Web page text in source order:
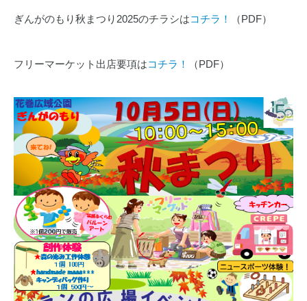
ぎんがのもり秋まつり2025のチラシはコチラ！ （PDF）
フリーマーケット出店要項はコチラ！ （PDF）